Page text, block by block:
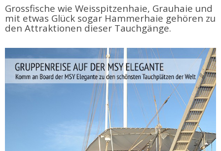
Grossfische wie Weisspitzenhaie, Grauhaie und
mit etwas Glück sogar Hammerhaie gehören zu
den Attraktionen dieser Tauchgänge.